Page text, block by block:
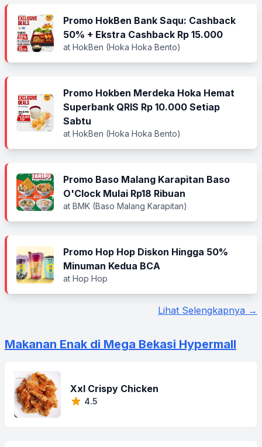
Promo HokBen Bank Saqu: Cashback
50% + Ekstra Cashback Rp 15.000
at HokBen (Hoka Hoka Bento)
Promo Hokben Merdeka Hoka Hemat
Superbank QRIS Rp 10.000 Setiap
Sabtu
at HokBen (Hoka Hoka Bento)
Promo Baso Malang Karapitan Baso
O'Clock Mulai Rp18 Ribuan
at BMK (Baso Malang Karapitan)
Promo Hop Hop Diskon Hingga 50%
Minuman Kedua BCA
at Hop Hop
Lihat Selengkapnya →
Makanan Enak di Mega Bekasi Hypermall
Xxl Crispy Chicken
4.5